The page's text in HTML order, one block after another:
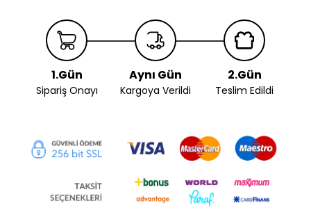
1.Gün
Sipariş Onayı
Aynı Gün
Kargoya Verildi
2.Gün
Teslim Edildi